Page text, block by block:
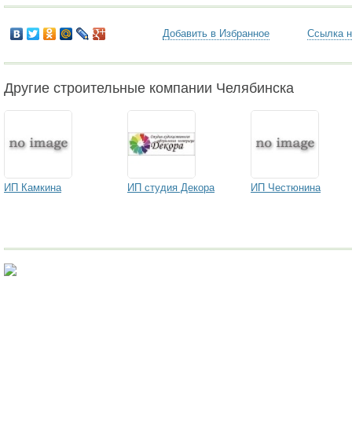
Добавить в Избранное Ссылка
Другие строительные компании Челябинска
ИП Камкина ИП студия Декора ИП Честюнина